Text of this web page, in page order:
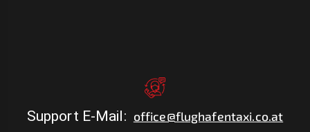
Support E-Mail: office@flughafentaxi.co.at